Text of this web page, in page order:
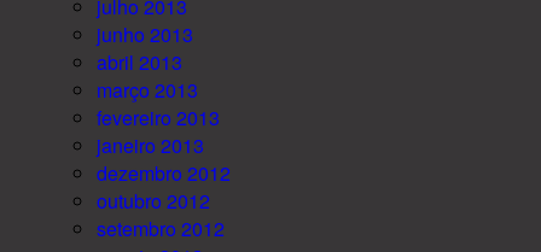
julho 2013
junho 2013
abril 2013
março 2013
fevereiro 2013
janeiro 2013
dezembro 2012
outubro 2012
setembro 2012